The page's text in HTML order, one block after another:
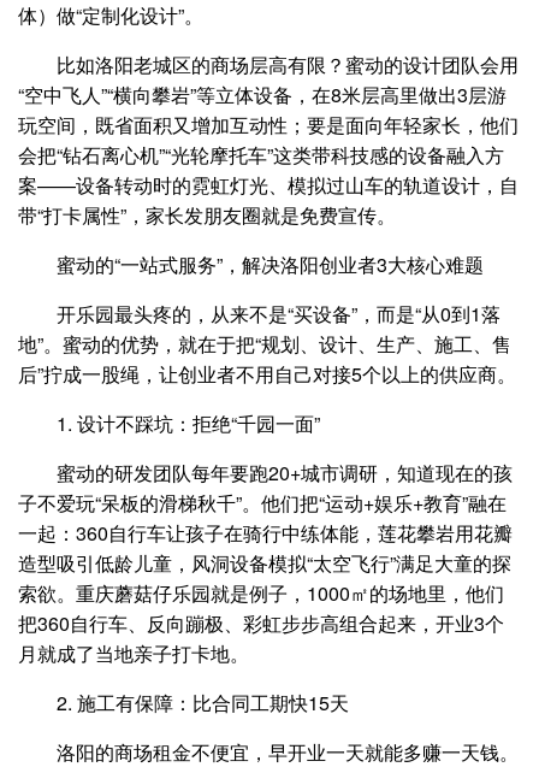
体）做“定制化设计”。
比如洛阳老城区的商场层高有限？蜜动的设计团队会用
“空中飞人”“横向攀岩”等立体设备，在8米层高里做出3层游
玩空间，既省面积又增加互动性；要是面向年轻家长，他们
会把“钻石离心机”“光轮摩托车”这类带科技感的设备融入方
案——设备转动时的霓虹灯光、模拟过山车的轨道设计，自
带“打卡属性”，家长发朋友圈就是免费宣传。
蜜动的“一站式服务”，解决洛阳创业者3大核心难题
开乐园最头疼的，从来不是“买设备”，而是“从0到1落
地”。蜜动的优势，就在于把“规划、设计、生产、施工、售
后”拧成一股绳，让创业者不用自己对接5个以上的供应商。
1. 设计不踩坑：拒绝“千园一面”
蜜动的研发团队每年要跑20+城市调研，知道现在的孩
子不爱玩“呆板的滑梯秋千”。他们把“运动+娱乐+教育”融在
一起：360自行车让孩子在骑行中练体能，莲花攀岩用花瓣
造型吸引低龄儿童，风洞设备模拟“太空飞行”满足大童的探
索欲。重庆蘑菇仔乐园就是例子，1000㎡的场地里，他们
把360自行车、反向蹦极、彩虹步步高组合起来，开业3个
月就成了当地亲子打卡地。
2. 施工有保障：比合同工期快15天
洛阳的商场租金不便宜，早开业一天就能多赚一天钱。